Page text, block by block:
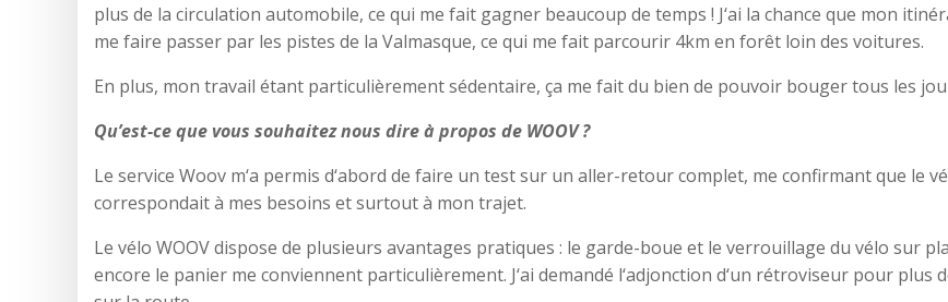
plus de la circulation automobile, ce qui me fait gagner beaucoup de temps ! J‘ai la chance que mon
me faire passer par les pistes de la Valmasque, ce qui me fait parcourir 4km en forêt loin des voitures.
En plus, mon travail étant particulièrement sédentaire, ça me fait du bien de pouvoir bouger tous les
Qu’est-ce que vous souhaitez nous dire à propos de WOOV ?
Le service Woov m‘a permis d‘abord de faire un test sur un aller-retour complet, me confirmant que le
correspondait à mes besoins et surtout à mon trajet.
Le vélo WOOV dispose de plusieurs avantages pratiques : le garde-boue et le verrouillage du vélo sur
encore le panier me conviennent particulièrement. J‘ai demandé l‘adjonction d‘un rétroviseur pour plus